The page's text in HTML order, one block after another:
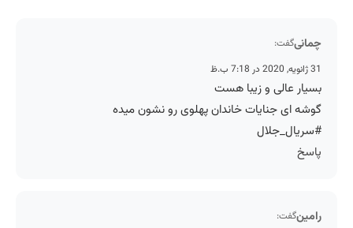
چمانیگفت:
31 ژانویه, 2020 در 7:18 ب.ظ
بسیار عالی و زیبا هست
گوشه ای جنایات خاندان پهلوی رو نشون میده
#سریال_جلال
پاسخ
رامینگفت: